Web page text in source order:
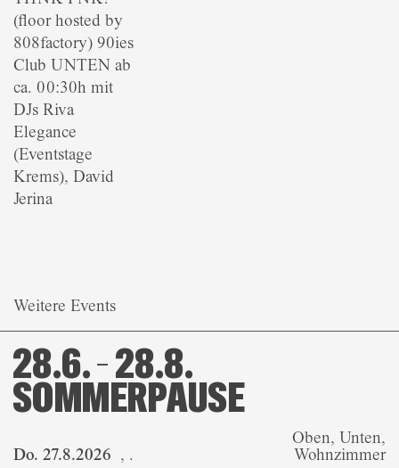
(floor hosted by
808factory) 90ies
Club UNTEN ab
ca. 00:30h mit
DJs Riva
Elegance
(Eventstage
Krems), David
Jerina
Weitere Events
Do. 27.8.2026 , .
28.6. – 28.8.
SOMMERPAUSE
Oben, Unten,
Wohnzimmer